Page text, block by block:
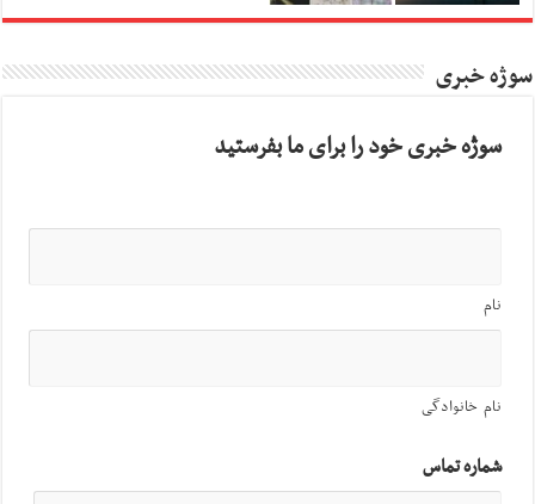
سوژه خبری
سوژه خبری خود را برای ما بفرستید
نام
نام خانوادگی
شماره تماس